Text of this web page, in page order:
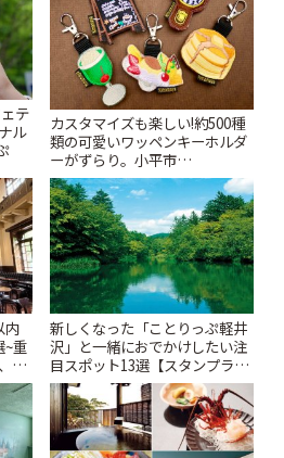
テ
ル
カスタマイズも楽しい!約500種
類の可愛いワッペンキーホルダ
ーがずらり。小平市
「Kimamaya T&K」 | ことりっ
ぷ
内
~重
改
と
新しくなった「ことりっぷ軽井
沢」と一緒におでかけしたい注
目スポット13選【スタンプラリ
ー開催中】 | ことりっぷ